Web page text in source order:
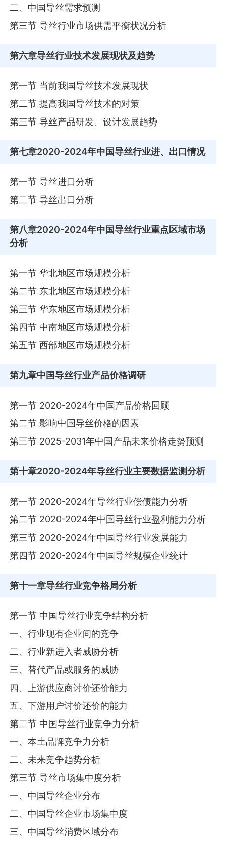
二、中国导丝需求预测
第三节 导丝行业市场供需平衡状况分析
第六章导丝行业技术发展现状及趋势
第一节 当前我国导丝技术发展现状
第二节 提高我国导丝技术的对策
第三节 导丝产品研发、设计发展趋势
第七章2020-2024年中国导丝行业进、出口情况
第一节 导丝进口分析
第二节 导丝出口分析
第八章2020-2024年中国导丝行业重点区域市场
分析
第一节 华北地区市场规模分析
第二节 东北地区市场规模分析
第三节 华东地区市场规模分析
第四节 中南地区市场规模分析
第五节 西部地区市场规模分析
第九章中国导丝行业产品价格调研
第一节 2020-2024年中国产品价格回顾
第二节 影响中国导丝价格的因素
第三节 2025-2031年中国产品未来价格走势预测
第十章2020-2024年导丝行业主要数据监测分析
第一节 2020-2024年导丝行业偿债能力分析
第二节 2020-2024年中国导丝行业盈利能力分析
第三节 2020-2024年中国导丝行业发展能力
第四节 2020-2024年中国导丝规模企业统计
第十一章导丝行业竞争格局分析
第一节 中国导丝行业竞争结构分析
一、行业现有企业间的竞争
二、行业新进入者威胁分析
三、替代产品或服务的威胁
四、上游供应商讨价还价能力
五、下游用户讨价还价的能力
第二节 中国导丝行业竞争力分析
一、本土品牌竞争力分析
二、未来竞争趋势分析
第三节 导丝市场集中度分析
一、中国导丝企业分布
二、中国导丝企业市场集中度
三、中国导丝消费区域分布